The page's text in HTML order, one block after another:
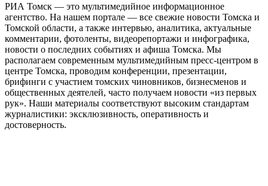
РИА Томск — это мультимедийное информационное
агентство. На нашем портале — все свежие новости Томска и
Томской области, а также интервью, аналитика, актуальные
комментарии, фотоленты, видеорепортажи и инфографика,
новости о последних событиях и афиша Томска. Мы
располагаем современным мультимедийным пресс-центром в
центре Томска, проводим конференции, презентации,
брифинги с участием томских чиновников, бизнесменов и
общественных деятелей, часто получаем новости «из первых
рук». Наши материалы соответствуют высоким стандартам
журналистики: эксклюзивность, оперативность и
достоверность.